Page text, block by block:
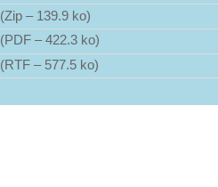
(Zip – 139.9 ko)
(PDF – 422.3 ko)
(RTF – 577.5 ko)